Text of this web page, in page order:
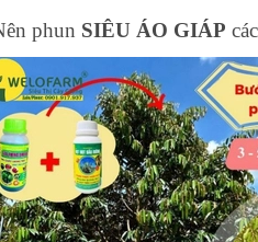
phun SIÊU ÁO GIÁP